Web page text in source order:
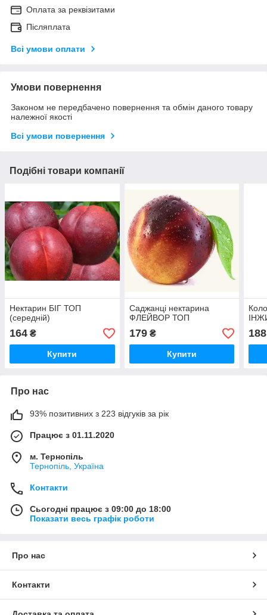
Оплата за реквізитами
Післяплата
Всі умови оплати
Умови повернення
Законом не передбачено повернення та обмін даного товару
належної якості
Всі умови повернення
Подібні товари компанії
Нектарин БІГ ТОП
(середній)
164 ₴
Купити
Саджанці нектарина
ФЛЕЙВОР ТОП
179₴
Купити
188
Про нас
93% позитивних з 223 відгуків за рік
Працює з 01.11.2020
м. Тернопіль
Тернопіль, Україна
Контакти
Сьогодні працює з 09:00 до 18:00
Показати весь графік роботи
Про нас
Контакти